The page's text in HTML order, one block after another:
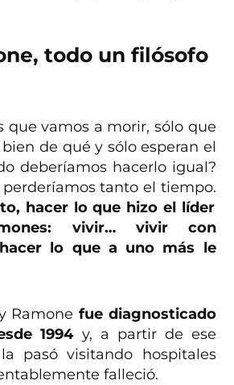
todo un filósofo
que vamos a morir, sólo que
de qué y sólo esperan el
deberíamos hacerlo igual?
perderíamos tanto el tiempo.
hacer lo que hizo el líder
vivir… vivir con
lo que a uno más le
Ramone fue diagnosticado
1994 y, a partir de ese
pasó visitando hospitales
falleció.